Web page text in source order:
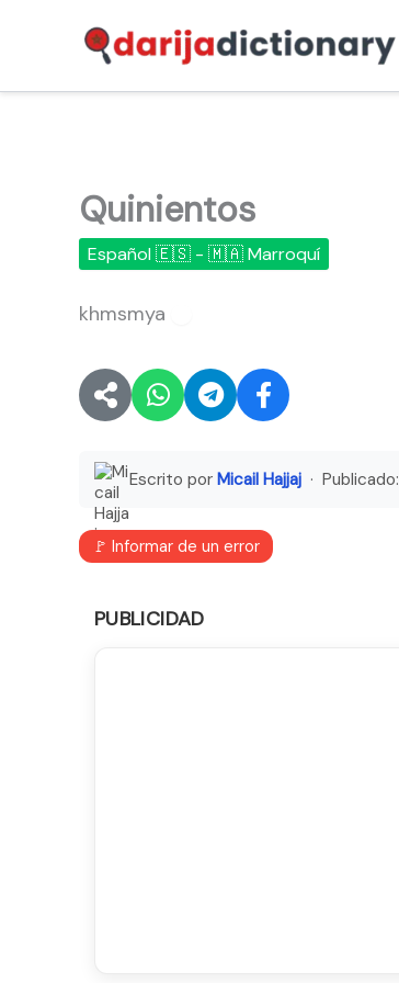
Quinientos
Español 🇪🇸 - 🇲🇦 Marroquí
khmsmya
Escrito por Micail Hajjaj · Publicado:
🚩 Informar de un error
PUBLICIDAD